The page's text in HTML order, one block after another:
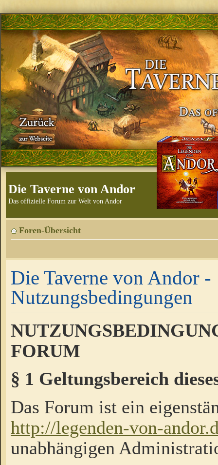
Die Taverne von Andor
Das offizielle Forum zur Welt von Andor
Foren-Übersicht
Die Taverne von Andor -
Nutzungsbedingungen
FORUM
§ 1 Geltungsbereich
Das Forum ist ein
http://legenden-von-
unabhängigen